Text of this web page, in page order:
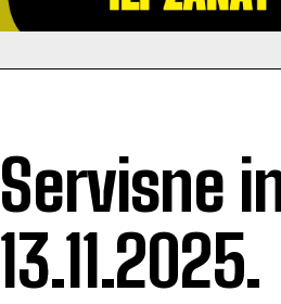
Servisne
13.11.2025.